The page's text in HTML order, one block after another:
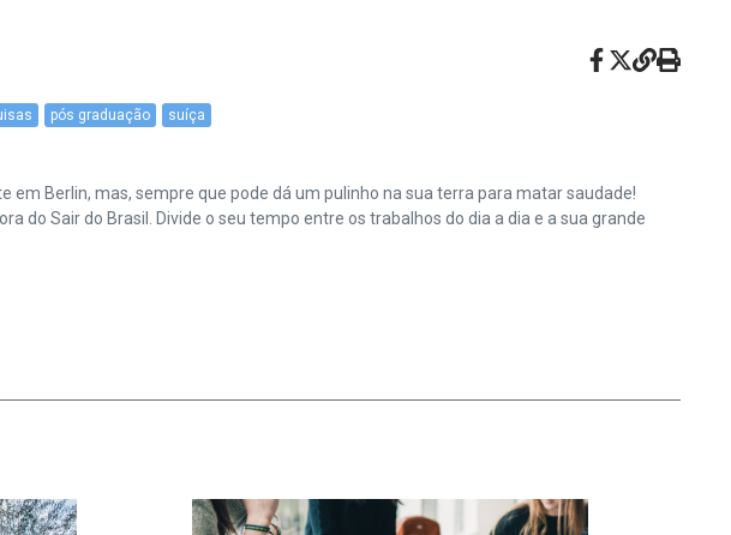
pós graduação suíça
Berlin, mas, sempre que pode dá um pulinho na sua terra para matar saudade!
Sair do Brasil. Divide o seu tempo entre os trabalhos do dia a dia e a sua grande